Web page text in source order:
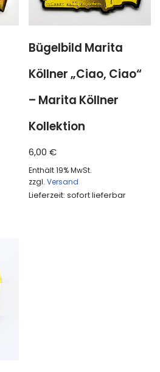
Bügelbild Marita
Köllner „Ciao, Ciao“
– Marita Köllner
Kollektion
6,00€
Enthält 19% MwSt.
zzgl.Versand
Lieferzeit: sofort lieferbar